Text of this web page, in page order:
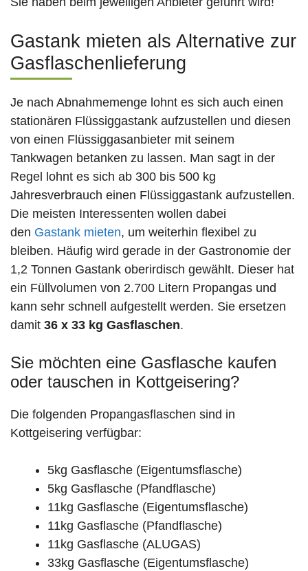
Gastank mieten als Alternative zur
Gasflaschenlieferung
Je nach Abnahmemenge lohnt es sich auch einen
stationären Flüssiggastank aufzustellen und diesen
von einen Flüssiggasanbieter mit seinem
Tankwagen betanken zu lassen. Man sagt in der
Regel lohnt es sich ab 300 bis 500 kg
Jahresverbrauch einen Flüssiggastank aufzustellen.
Die meisten Interessenten wollen dabei
den Gastank mieten, um weiterhin flexibel zu
bleiben. Häufig wird gerade in der Gastronomie der
1,2 Tonnen Gastank oberirdisch gewählt. Dieser hat
ein Füllvolumen von 2.700 Litern Propangas und
kann sehr schnell aufgestellt werden. Sie ersetzen
damit 36 x 33 kg Gasflaschen.
Sie möchten eine Gasflasche kaufen
oder tauschen in Kottgeisering?
Die folgenden Propangasflaschen sind in
Kottgeisering verfügbar:
5kg Gasflasche (Eigentumsflasche)
5kg Gasflasche (Pfandflasche)
11kg Gasflasche (Eigentumsflasche)
11kg Gasflasche (Pfandflasche)
11kg Gasflasche (ALUGAS)
33kg Gasflasche (Eigentumsflasche)